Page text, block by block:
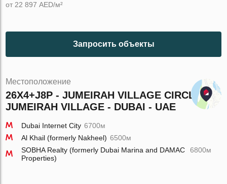
от 22 897 AED/м²
Запросить объекты
Местоположение
26X4+J8P - JUMEIRAH VILLAGE CIRCLE -
JUMEIRAH VILLAGE - DUBAI - UAE
Dubai Internet City 6700м
Al Khail (formerly Nakheel) 6500м
SOBHA Realty (formerly Dubai Marina and DAMAC
Properties)
6800м